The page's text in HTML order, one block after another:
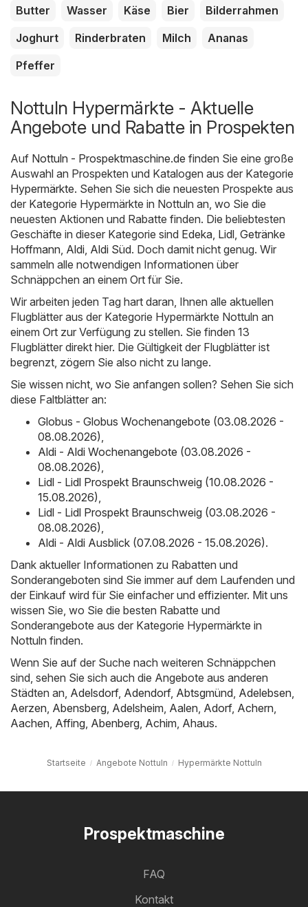
Butter Wasser Käse Bier
Bilderrahmen
Joghurt
Rinderbraten Milch
Ananas
Pfeffer
Nottuln Hypermärkte - Aktuelle
Angebote und Rabatte in Prospekten
Auf Nottuln - Prospektmaschine.de finden Sie eine große
Auswahl an Prospekten und Katalogen aus der Kategorie
Hypermärkte. Sehen Sie sich die neuesten Prospekte aus
der Kategorie Hypermärkte in Nottuln an, wo Sie die
neuesten Aktionen und Rabatte finden. Die beliebtesten
Geschäfte in dieser Kategorie sind Edeka Lidl Getränke
Hoffmann Aldi Aldi Süd. Doch damit nicht genug. Wir
sammeln alle notwendigen Informationen über
Schnäppchen an einem Ort für Sie.
Wir arbeiten jeden Tag hart daran, Ihnen alle aktuellen
Flugblätter aus der Kategorie Hypermärkte Nottuln an
einem Ort zur Verfügung zu stellen. Sie finden 13
Flugblätter direkt hier. Die Gültigkeit der Flugblätter ist
begrenzt, zögern Sie also nicht zu lange.
Sie wissen nicht, wo Sie anfangen sollen? Sehen Sie sich
diese Faltblätter an:
Globus - Globus Wochenangebote (03.08.2026 -
08.08.2026)
Aldi - Aldi Wochenangebote (03.08.2026 -
08.08.2026)
Lidl - Lidl Prospekt Braunschweig (10.08.2026 -
15.08.2026)
Lidl - Lidl Prospekt Braunschweig (03.08.2026 -
08.08.2026)
Aldi - Aldi Ausblick (07.08.2026 - 15.08.2026).
Dank aktueller Informationen zu Rabatten und
Sonderangeboten sind Sie immer auf dem Laufenden und
der Einkauf wird für Sie einfacher und effizienter. Mit uns
wissen Sie, wo Sie die besten Rabatte und
Sonderangebote aus der Kategorie Hypermärkte in
Nottuln finden.
Wenn Sie auf der Suche nach weiteren Schnäppchen
sind, sehen Sie sich auch die Angebote aus anderen
Städten an, Adelsdorf, Adendorf, Abtsgmünd Adelebsen
Aerzen Abensberg Adelsheim Aalen Adorf, Achern
Aachen Affing Abenberg Achim Ahaus.
Startseite Angebote Nottuln Hypermärkte Nottuln
Prospektmaschine
FAQ
Kontakt